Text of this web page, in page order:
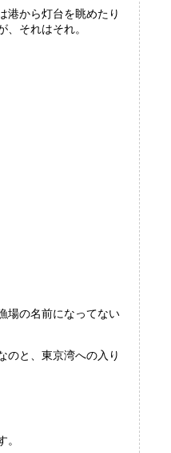
港から灯台を眺めたり
それはそれ。
場の名前になってない
のと、東京湾への入り